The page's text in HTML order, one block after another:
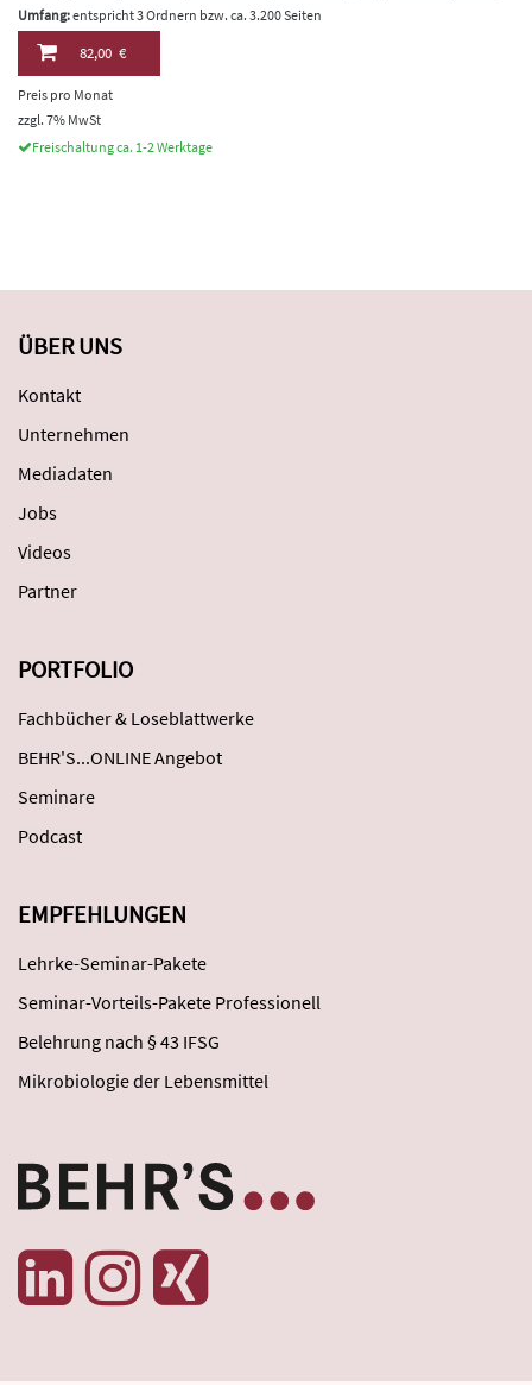
Umfang:entspricht 3 Ordnern bzw. ca. 3.200 Seiten
82,00 €
Preis pro Monat
zzgl. 7% MwSt
Freischaltung ca. 1-2 Werktage
ÜBER UNS
Kontakt
Unternehmen
Mediadaten
Jobs
Videos
Partner
PORTFOLIO
Fachbücher & Loseblattwerke
BEHR'S...ONLINE Angebot
Seminare
Podcast
EMPFEHLUNGEN
Lehrke-Seminar-Pakete
Seminar-Vorteils-Pakete Professionell
Belehrung nach § 43 IFSG
Mikrobiologie der Lebensmittel